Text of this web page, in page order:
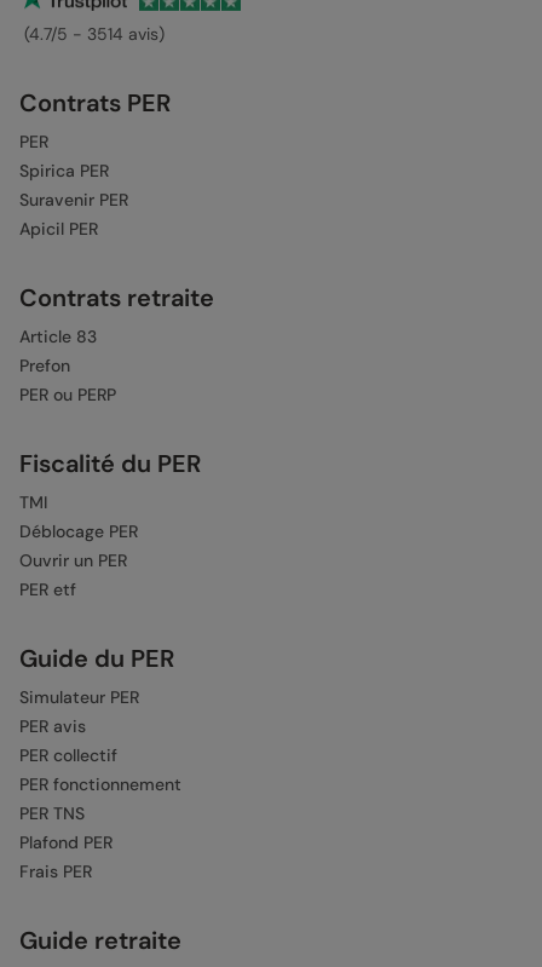
(4.7/5 - 3514 avis)
Contrats PER
PER
Spirica PER
Suravenir PER
Apicil PER
Contrats retraite
Article 83
Prefon
PER ou PERP
Fiscalité du PER
TMI
Déblocage PER
Ouvrir un PER
PER etf
Guide du PER
Simulateur PER
PER avis
PER collectif
PER fonctionnement
PER TNS
Plafond PER
Frais PER
Guide retraite